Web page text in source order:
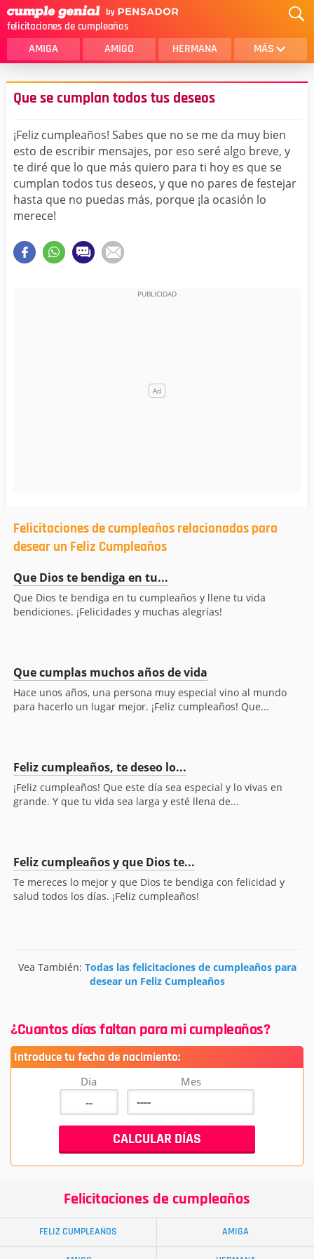
felicitaciones de cumpleaños
AMIGA AMIGO HERMANA MÁS
MAMA
AMOR
SOBRINA
HIJA
HERMANO
HIJO
NOVIA
ESPOSO
TIA
Que se cumplan todos tus deseos
¡Feliz cumpleaños! Sabes que no se me da muy bien
esto de escribir mensajes, por eso seré algo breve, y
te diré que lo que más quiero para ti hoy es que se
cumplan todos tus deseos, y que no pares de festejar
hasta que no puedas más, porque ¡la ocasión lo
merece!
Felicitaciones de cumpleaños relacionadas para
desear un Feliz Cumpleaños
Que Dios te bendiga en tu...
Que Dios te bendiga en tu cumpleaños y llene tu vida
bendiciones. ¡Felicidades y muchas alegrías!
Que cumplas muchos años de vida
Hace unos años, una persona muy especial vino al mundo
para hacerlo un lugar mejor. ¡Feliz cumpleaños! Que...
Feliz cumpleaños, te deseo lo...
¡Feliz cumpleaños! Que este día sea especial y lo vivas en
grande. Y que tu vida sea larga y esté llena de...
Feliz cumpleaños y que Dios te...
Te mereces lo mejor y que Dios te bendiga con felicidad y
salud todos los días. ¡Feliz cumpleaños!
Vea También: Todas las felicitaciones de cumpleaños para
desear un Feliz Cumpleaños
¿Cuantos días faltan para mi cumpleaños?
Introduce tu fecha de nacimiento:
Día Mes
Felicitaciones de cumpleaños
FELIZ CUMPLEAÑOS AMIGA